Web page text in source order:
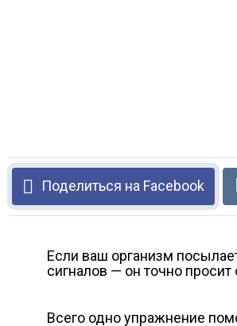
Поделиться на Facebook
Если ваш организм
сигналов — он точно
Всего одно упражнение